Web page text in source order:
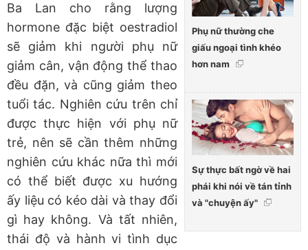
Phụ nữ thường che
giấu ngoại tình khéo
hơn nam
Sự thực bất ngờ về hai
phái khi nói về tán tỉnh
và "chuyện ấy"
Ba Lan cho rằng lượng
hormone đặc biệt oestradiol
sẽ giảm khi người phụ nữ
giảm cân, vận động thể thao
đều đặn, và cũng giảm theo
tuổi tác. Nghiên cứu trên chỉ
được thực hiện với phụ nữ
trẻ, nên sẽ cần thêm những
nghiên cứu khác nữa thì mới
có thể biết được xu hướng
ấy liệu có kéo dài và thay đổi
gì hay không. Và tất nhiên,
thái độ và hành vi tình dục